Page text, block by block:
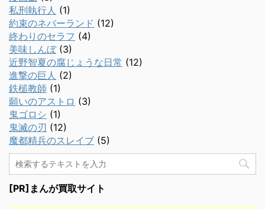
私刑執行人 (1)
約束のネバーランド (12)
終わりのセラフ (4)
美味しんぼ(3)
近野智夏の腐じょうな日常 (12)
進撃の巨人 (2)
鉄槌教師 (1)
願いのアストロ (3)
鬼ゴロシ (1)
鬼滅の刃 (12)
魔都精兵のスレイブ (5)
[PR]まんが買取サイト